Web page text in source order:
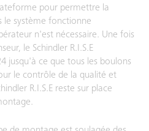
pour permettre la
le système fonctionne
n'est nécessaire. Une fois
le Schindler R.I.S.E
jusqu'à ce que tous les boulons
le contrôle de la qualité et
R.I.S.E reste sur place